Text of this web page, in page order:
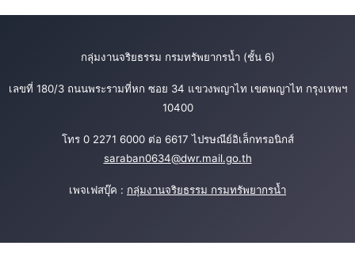
กลุ่มงานจริยธรรม กรมทรัพยากรน้ำ (ชั้น 6)
เลขที่ 180/3 ถนนพระรามที่หก ซอย 34 แขวงพญาไท เขตพญาไท กรุงเทพฯ
10400
โทร 0 2271 6000 ต่อ 6617 ไปรษณีย์อิเล็กทรอนิกส์
saraban0634@dwr.mail.go.th
เพจเฟสบุ๊ค : กลุ่มงานจริยธรรม กรมทรัพยากรน้ำ